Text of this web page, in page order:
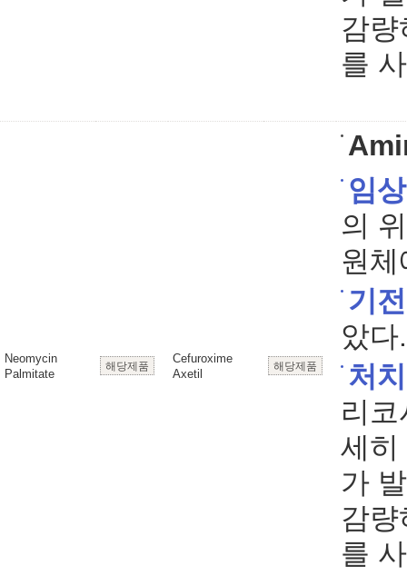
감
를
Neomycin
Palmitate
해당제품
Cefuroxime
Axetil
해당제품
임
의
원
기전
았다.
처치
리
세히
가
감
를